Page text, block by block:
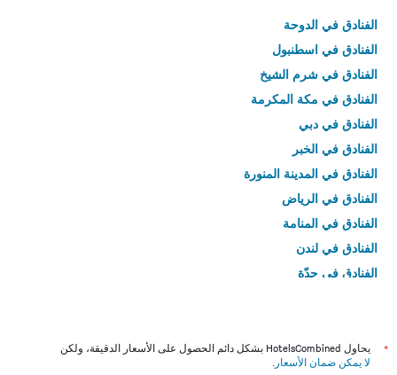
الفنادق في الدوحة
الفنادق في اسطنبول
الفنادق في شرم الشيخ
الفنادق في مكة المكرمة
الفنادق في دبي
الفنادق في الخبر
الفنادق في المدينة المنورة
الفنادق في الرياض
الفنادق في المنامة
الفنادق في لندن
الفنادق في جدّة
*
يحاول HotelsCombined بشكل دائم الحصول على الأسعار الدقيقة، ولكن
لا يمكن ضمان الأسعار .